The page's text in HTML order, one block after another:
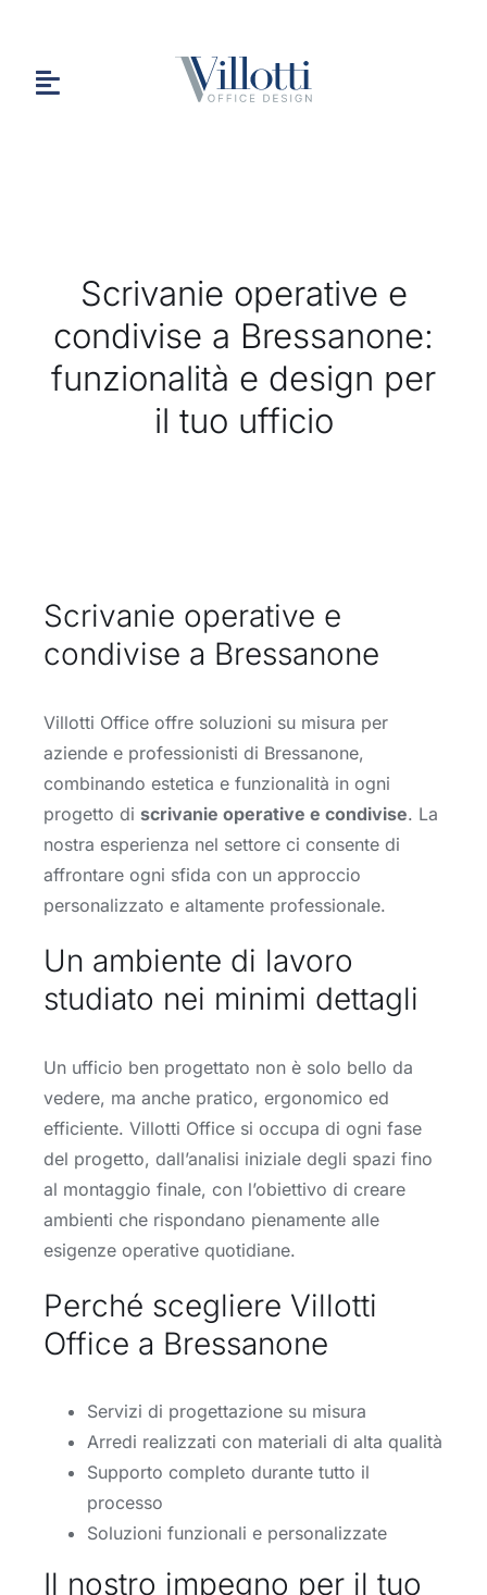
contenuto
Toggle
CHI SIAMO
PORTFOLIO
Scrivanie operative e
condivise a Bressanone:
funzionalità e design per
il tuo ufficio
Scrivanie operative e
condivise a Bressanone
Villotti Office offre soluzioni su misura per
aziende e professionisti di Bressanone,
combinando estetica e funzionalità in ogni
progetto di scrivanie operative e condivise. La
nostra esperienza nel settore ci consente di
affrontare ogni sfida con un approccio
personalizzato e altamente professionale.
Un ambiente di lavoro
studiato nei minimi dettagli
Un ufficio ben progettato non è solo bello da
vedere, ma anche pratico, ergonomico ed
efficiente. Villotti Office si occupa di ogni fase
del progetto, dall’analisi iniziale degli spazi fino
al montaggio finale, con l’obiettivo di creare
ambienti che rispondano pienamente alle
esigenze operative quotidiane.
Perché scegliere Villotti
Office a Bressanone
Servizi di progettazione su misura
Arredi realizzati con materiali di alta qualità
Supporto completo durante tutto il
processo
Soluzioni funzionali e personalizzate
Il nostro impegno per il tuo